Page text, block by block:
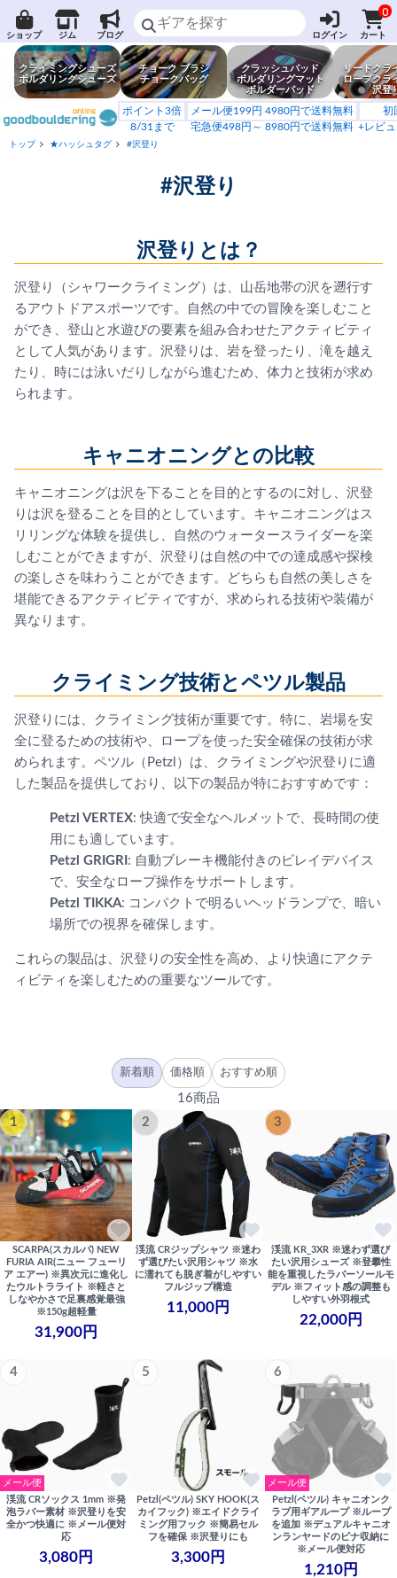
ショップ ジム ブログ ログイン
0
カート
クライミングシューズ
ボルダリングシューズ
チョーク ブラシ
チョークバッグ
クラッシュパッド
ボルダリングマット
ボルダーパッド
リードクラ
ロープクラ
沢登
ポイント3倍
8/31まで
メール便199円 4980円で送料無料
宅急便498円～ 8980円で送料無料
初
+レビ
トップ ★ハッシュタグ #沢登り
#沢登り
沢登りとは？
沢登り（シャワークライミング）は、山岳地帯の沢を遡行す
るアウトドアスポーツです。自然の中での冒険を楽しむこと
ができ、登山と水遊びの要素を組み合わせたアクティビティ
として人気があります。沢登りは、岩を登ったり、滝を越え
たり、時には泳いだりしながら進むため、体力と技術が求め
られます。
キャニオニングとの比較
キャニオニングは沢を下ることを目的とするのに対し、沢登
りは沢を登ることを目的としています。キャニオニングはス
リリングな体験を提供し、自然のウォータースライダーを楽
しむことができますが、沢登りは自然の中での達成感や探検
の楽しさを味わうことができます。どちらも自然の美しさを
堪能できるアクティビティですが、求められる技術や装備が
異なります。
クライミング技術とペツル製品
沢登りには、クライミング技術が重要です。特に、岩場を安
全に登るための技術や、ロープを使った安全確保の技術が求
められます。ペツル（Petzl）は、クライミングや沢登りに適
した製品を提供しており、以下の製品が特におすすめです：
Petzl VERTEX: 快適で安全なヘルメットで、長時間の使
用にも適しています。
Petzl GRIGRI : 自動ブレーキ機能付きのビレイデバイス
で、安全なロープ操作をサポートします。
Petzl TIKKA: コンパクトで明るいヘッドランプで、暗い
場所での視界を確保します。
これらの製品は、沢登りの安全性を高め、より快適にアクテ
ィビティを楽しむための重要なツールです。
新着順 価格順 おすすめ順
16商品
1
SCARPA(スカルパ) NEW
FURIA AIR(ニュー フューリ
ア エアー) ※異次元に進化し
たウルトラライト ※軽さと
しなやかさで足裏感覚最強
※150g超軽量
31,900円
2
渓流 CRジップシャツ ※迷わ
ず選びたい沢用シャツ ※水
に濡れても脱ぎ着がしやすい
フルジップ構造
11,000円
3
渓流 KR_3XR ※迷わず選び
たい沢用シューズ ※登攀性
能を重視したラバーソールモ
デル ※フィット感の調整も
しやすい外羽根式
22,000円
4
メール便
渓流 CRソックス 1mm ※発
泡ラバー素材 ※沢登りを安
全かつ快適に ※メール便対
応
3,080円
5
Petzl(ペツル) SKY HOOK(ス
カイフック) ※エイドクライ
ミング用フック ※簡易セル
フを確保 ※沢登りにも
3,300円
6
メール便
Petzl(ペツル) キャニオンク
ラブ用ギアループ ※ループ
を追加 ※デュアルキャニオ
ンランヤードのビナ収納に
※メール便対応
1,210円